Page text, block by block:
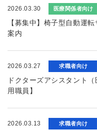
2026.03.30 医療関係者向け
【募集中】椅子型自動運
案内
2026.03.27 求職者向け
ドクターズアシスタント
用職員】
2026.03.13 求職者向け